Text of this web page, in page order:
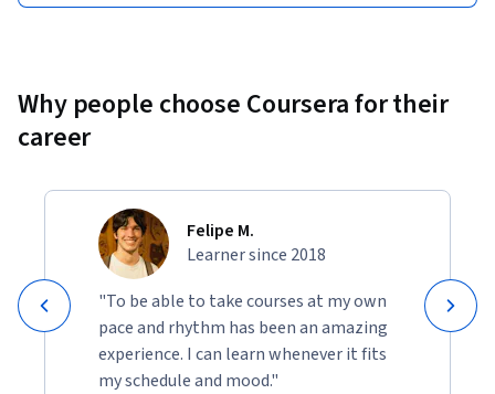
Why people choose Coursera for their
career
Felipe M.
Learner since 2018
"To be able to take courses at my own
pace and rhythm has been an amazing
experience. I can learn whenever it fits
my schedule and mood."